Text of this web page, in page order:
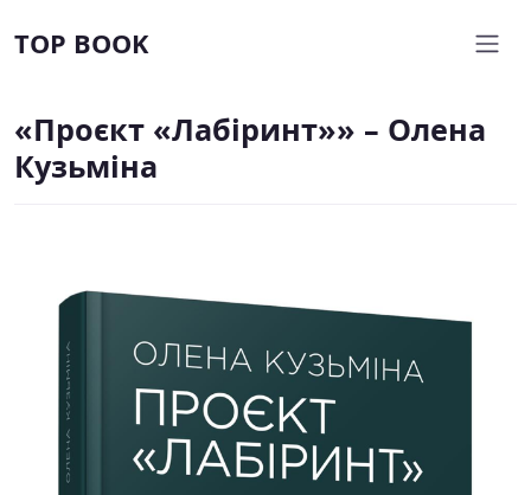
TOP BOOK
«Проєкт «Лабіринт»» – Олена
Кузьміна